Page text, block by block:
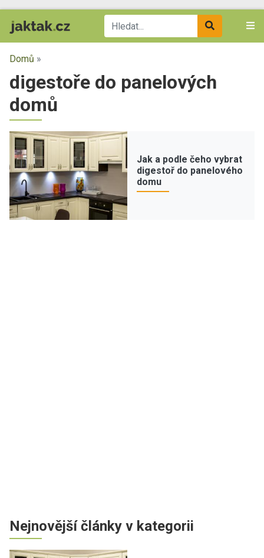
Domů »
digestoře do panelových
domů
Jak a podle čeho vybrat
digestoř do panelového
domu
Nejnovější články v kategorii